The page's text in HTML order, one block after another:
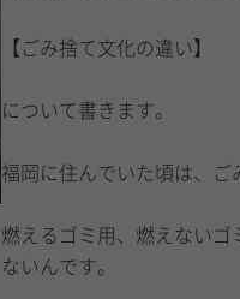
【ごみ捨て文化の違い】
について書きます。
福岡に住んでいた頃は、ご
燃えるゴミ用、燃えない
ないんです。